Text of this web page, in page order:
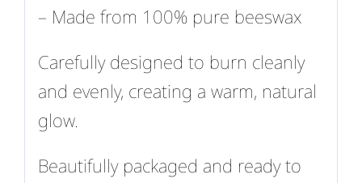
– Made from 100% pure beeswax
Carefully designed to burn cleanly
and evenly, creating a warm, natural
glow.
Beautifully packaged and ready to